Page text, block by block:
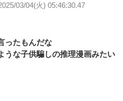
03/04(火) 05:46:30.47
ったもんだな
うな子供騙しの推理漫画みたい